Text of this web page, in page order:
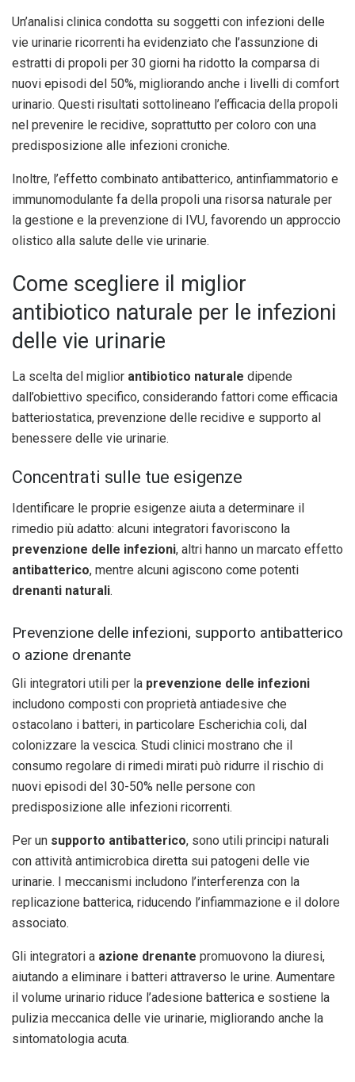
Un’analisi clinica condotta su soggetti con infezioni delle
vie urinarie ricorrenti ha evidenziato che l’assunzione di
estratti di propoli per 30 giorni ha ridotto la comparsa di
nuovi episodi del 50%, migliorando anche i livelli di comfort
urinario. Questi risultati sottolineano l’efficacia della propoli
nel prevenire le recidive, soprattutto per coloro con una
predisposizione alle infezioni croniche.
Inoltre, l’effetto combinato antibatterico, antinfiammatorio e
immunomodulante fa della propoli una risorsa naturale per
la gestione e la prevenzione di IVU, favorendo un approccio
olistico alla salute delle vie urinarie.
Come scegliere il miglior
antibiotico naturale per le infezioni
delle vie urinarie
La scelta del miglior antibiotico naturale dipende
dall’obiettivo specifico, considerando fattori come efficacia
batteriostatica, prevenzione delle recidive e supporto al
benessere delle vie urinarie.
Concentrati sulle tue esigenze
Identificare le proprie esigenze aiuta a determinare il
rimedio più adatto: alcuni integratori favoriscono la
prevenzione delle infezioni, altri hanno un marcato effetto
antibatterico, mentre alcuni agiscono come potenti
drenanti naturali.
Prevenzione delle infezioni, supporto antibatterico
o azione drenante
Gli integratori utili per la prevenzione delle infezioni
includono composti con proprietà antiadesive che
ostacolano i batteri, in particolare Escherichia coli, dal
colonizzare la vescica. Studi clinici mostrano che il
consumo regolare di rimedi mirati può ridurre il rischio di
nuovi episodi del 30-50% nelle persone con
predisposizione alle infezioni ricorrenti.
Per un supporto antibatterico, sono utili principi naturali
con attività antimicrobica diretta sui patogeni delle vie
urinarie. I meccanismi includono l’interferenza con la
replicazione batterica, riducendo l’infiammazione e il dolore
associato.
Gli integratori a azione drenante promuovono la diuresi,
aiutando a eliminare i batteri attraverso le urine. Aumentare
il volume urinario riduce l’adesione batterica e sostiene la
pulizia meccanica delle vie urinarie, migliorando anche la
sintomatologia acuta.